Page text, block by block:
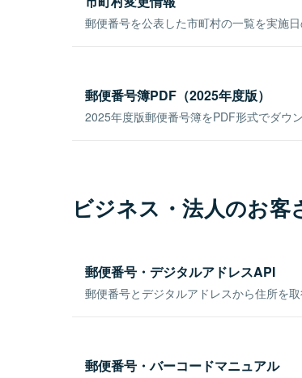
郵便番号を公表した市町村の一覧を実施
郵便番号簿PDF（2025年度版）
2025年度版郵便番号簿をPDF形式でダウ
ビジネス・法人のお客
郵便番号・デジタルアドレスAPI
郵便番号とデジタルアドレスから住所を取
郵便番号・バーコードマニュアル